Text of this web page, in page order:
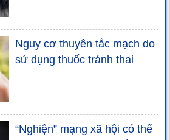
Nguy cơ thuyên tắc mạch do
sử dụng thuốc tránh thai
“Nghiện” mạng xã hội có thể